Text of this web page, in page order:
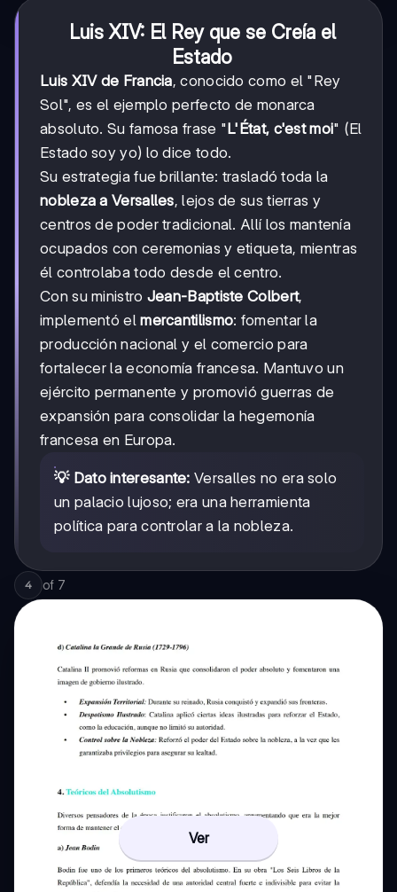
Luis XIV: El Rey que se Creía el
Estado
Luis XIV de Francia, conocido como el "Rey
Sol", es el ejemplo perfecto de monarca
absoluto. Su famosa frase "L'État, c'est moi" (El
Estado soy yo) lo dice todo.
Su estrategia fue brillante: trasladó toda la
nobleza a Versalles, lejos de sus tierras y
centros de poder tradicional. Allí los mantenía
ocupados con ceremonias y etiqueta, mientras
él controlaba todo desde el centro.
Con su ministro Jean-Baptiste Colbert,
implementó elmercantilismo: fomentar la
producción nacional y el comercio para
fortalecer la economía francesa. Mantuvo un
ejército permanente y promovió guerras de
expansión para consolidar la hegemonía
francesa en Europa.
💡 Dato interesante: Versalles no era solo
un palacio lujoso; era una herramienta
política para controlar a la nobleza.
4 of 7
Ver